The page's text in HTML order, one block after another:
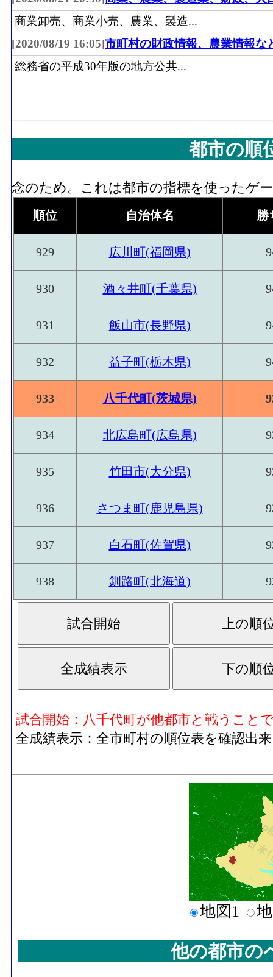
商業卸売、商業小売、農業、製造...
[2020/08/19 16:05]市町村の財政情報、農業情報な
総務省の平成30年版の地方公共...
都市の順
念のため。これは都市の指標を使ったゲ
順位 自治体名 勝
929 広川町(福岡県)
930 酒々井町(千葉県)
931 飯山市(長野県)
932 益子町(栃木県)
933 八千代町(茨城県)
934 北広島町(広島県)
935 竹田市(大分県)
936 さつま町(鹿児島県)
937 白石町(佐賀県)
938 釧路町(北海道)
試合開始：八千代町が他都市と戦うこと
全成績表示：全市町村の順位表を確認出
地図1
他の都市の